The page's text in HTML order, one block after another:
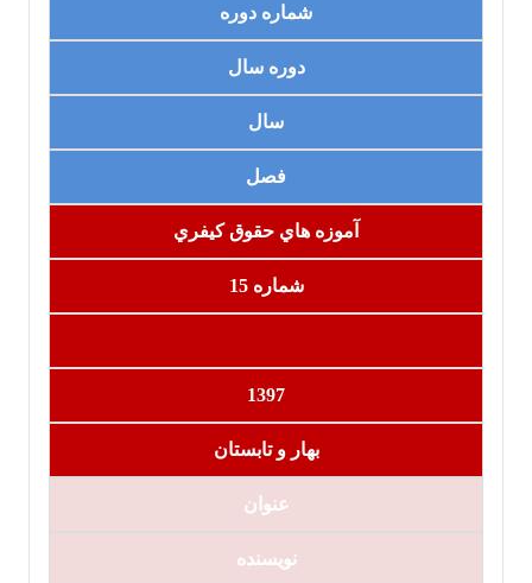
شماره دوره
دوره سال
سال
فصل
آموزه هاي حقوق کيفري
شماره 15
1397
بهار و تابستان
عنوان‏
نویسنده